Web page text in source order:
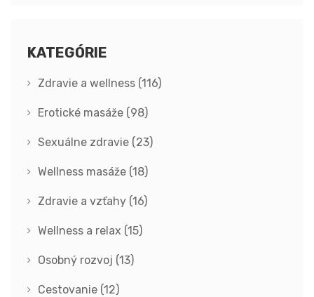
KATEGÓRIE
Zdravie a wellness (116)
Erotické masáže (98)
Sexuálne zdravie (23)
Wellness masáže (18)
Zdravie a vzťahy (16)
Wellness a relax (15)
Osobný rozvoj (13)
Cestovanie (12)